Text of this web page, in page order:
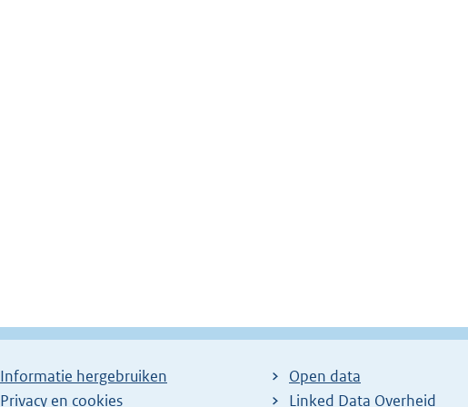
Informatie hergebruiken
Privacy en cookies
Open data
Linked Data Overheid